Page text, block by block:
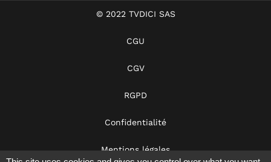
© 2022 TVDICI SAS
CGU
CGV
RGPD
Confidentialité
Mentions légales